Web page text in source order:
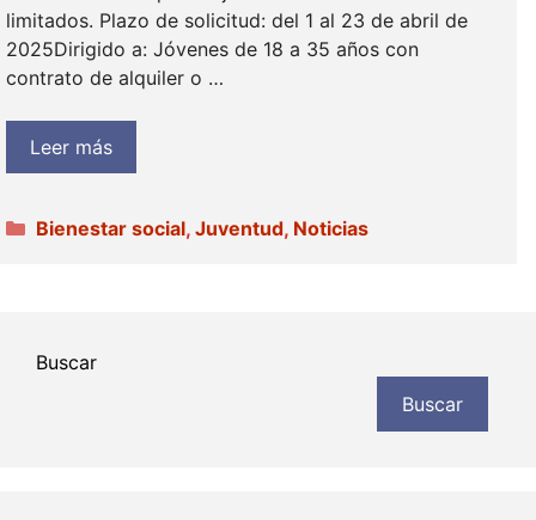
limitados. Plazo de solicitud: del 1 al 23 de abril de
2025Dirigido a: Jóvenes de 18 a 35 años con
contrato de alquiler o …
Leer más
Categorías
Bienestar social,Juventud, Noticias
Buscar
Buscar